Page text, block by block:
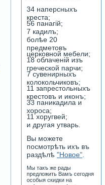
34 наперсныхъ
креста;
56 панагiй;
7 кадилъ;
болѣе 20
предметовъ
церковной мебели;
18 облаченiй изъ
греческой парчи;
7 сувенирныхъ
колокольчиковъ;
11 запрестольныхъ
крестовъ и иконъ;
33 паникадила и
хороса;
11 хоругвей;
и другая утварь.
Вы можете
посмотрѣть ихъ въ
раздѣлѣ "Новое"
Мы такъ же рады
предложить Вамъ сегодня
особыя скидки на